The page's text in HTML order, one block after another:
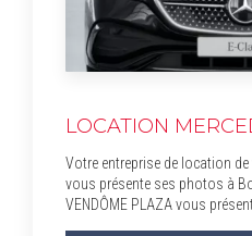
LOCATION
Votre entreprise de location
vous présente ses photos à
VENDÔME PLAZA vous